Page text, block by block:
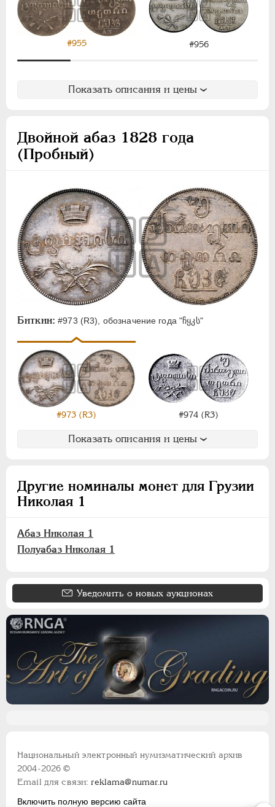
#955 #956
Показать описания и цены
Двойной абаз 1828 года
(Пробный)
Биткин: #973 (R3), обозначение года "ჩყკს"
#973 (R3) #974 (R3)
Показать описания и цены
Другие номиналы монет для Грузии
Николая 1
Абаз Николая 1
Полуабаз Николая 1
Уведомить о новых аукционах
Русско-Польские
Монетовидные
НИКОЛАЙ II 1894-1917
Национальный электронный нумизматический архив
2004-2026 ©
Email для связи:reklama@numar.ru
Включить полную версию сайта